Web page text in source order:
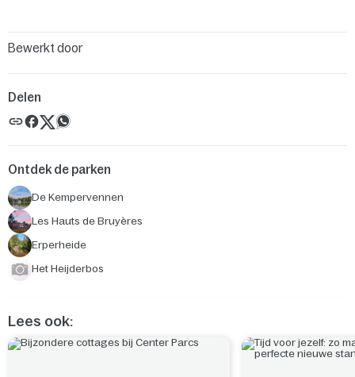
Bewerkt door
Ontdek de parken
De Kempervennen
Les Hauts de Bruyères
Erperheide
Het Heijderbos
Delen
Lees ook: